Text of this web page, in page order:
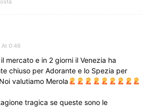
0:46
mercato e in 2 giorni il Venezia ha
chiuso per Adorante e lo Spezia per
valutiamo Merola
tragica se queste sono le